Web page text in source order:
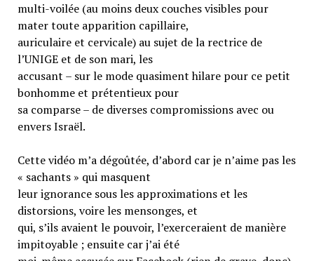
multi-voilée (au moins deux couches visibles pour
mater toute apparition capillaire,
auriculaire et cervicale) au sujet de la rectrice de
l’UNIGE et de son mari, les
accusant – sur le mode quasiment hilare pour ce petit
bonhomme et prétentieux pour
sa comparse – de diverses compromissions avec ou
envers Israël.
Cette vidéo m’a dégoûtée, d’abord car je n’aime pas les
« sachants » qui masquent
leur ignorance sous les approximations et les
distorsions, voire les mensonges, et
qui, s’ils avaient le pouvoir, l’exerceraient de manière
impitoyable ; ensuite car j’ai été